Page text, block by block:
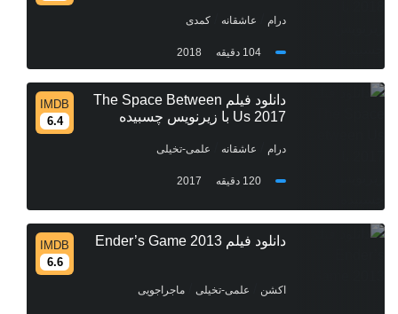
درام عاشقانه کمدی
104 دقیقه 2018
دانلود فیلم The Space Between
Us 2017 با زیرنویس چسبیده
IMDB
6.4
درام عاشقانه علمی-تخیلی
120 دقیقه 2017
دانلود فیلم Ender’s Game 2013
IMDB
6.6
اکشن علمی-تخیلی ماجراجویی